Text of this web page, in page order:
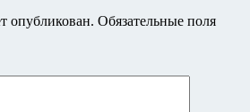
опубликован. Обязательные поля